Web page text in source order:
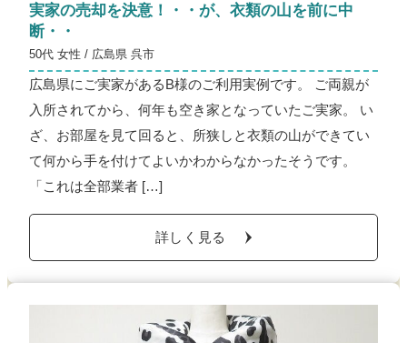
実家の売却を決意！・・が、衣類の山を前に中
断・・
50代 女性 / 広島県 呉市
広島県にご実家があるB様のご利用実例です。 ご両親が
入所されてから、何年も空き家となっていたご実家。 い
ざ、お部屋を見て回ると、所狭しと衣類の山ができてい
て何から手を付けてよいかわからなかったそうです。
「これは全部業者 […]
詳しく見る